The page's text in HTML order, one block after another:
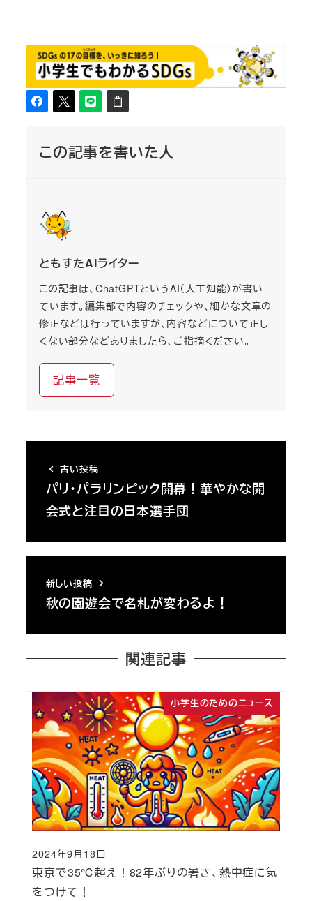
この記事を書いた人
ともすたAIライター
この記事は、ChatGPTというAI（人工知能）が書い
ています。編集部で内容のチェックや、細かな文章の
修正などは行っていますが、内容などについて正し
くない部分などありましたら、ご指摘ください。
記事一覧
古い投稿
パリ・パラリンピック開幕！華やかな開
会式と注目の日本選手団
新しい投稿
秋の園遊会で名札が変わるよ！
関連記事
小学生のためのニュース
東京で35℃超え！82年ぶりの暑さ、熱中症に気
をつけて！
投稿日
2024年9月18日